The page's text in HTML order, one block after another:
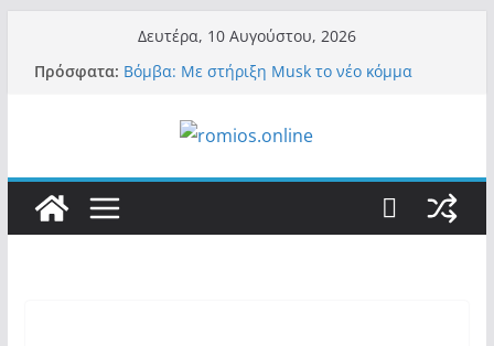
περιεχόμενο
Δευτέρα, 10 Αυγούστου, 2026
Πρόσφατα: Βόμβα: Με στήριξη Musk το νέο κόμμα
πανικό, πατριωτικό τσουνάμι σαρώνει την
εγκλήματά του στην πανδημία – Στην
Ελλάδα τον έκαναν μέλος της Ακαδημίας